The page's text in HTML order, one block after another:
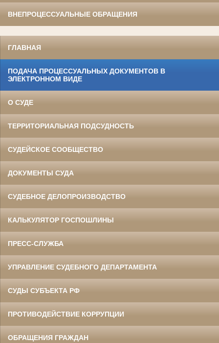
ВНЕПРОЦЕССУАЛЬНЫЕ ОБРАЩЕНИЯ
ГЛАВНАЯ
ПОДАЧА ПРОЦЕССУАЛЬНЫХ ДОКУМЕНТОВ В
ЭЛЕКТРОННОМ ВИДЕ
О СУДЕ
ТЕРРИТОРИАЛЬНАЯ ПОДСУДНОСТЬ
СУДЕЙСКОЕ СООБЩЕСТВО
ДОКУМЕНТЫ СУДА
СУДЕБНОЕ ДЕЛОПРОИЗВОДСТВО
КАЛЬКУЛЯТОР ГОСПОШЛИНЫ
ПРЕСС-СЛУЖБА
УПРАВЛЕНИЕ СУДЕБНОГО ДЕПАРТАМЕНТА
СУДЫ СУБЪЕКТА РФ
ПРОТИВОДЕЙСТВИЕ КОРРУПЦИИ
ОБРАЩЕНИЯ ГРАЖДАН